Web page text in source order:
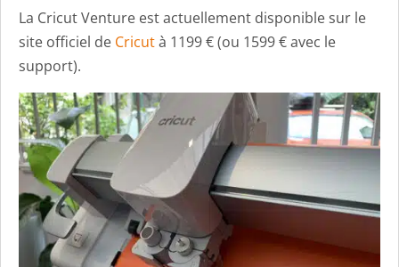
La Cricut Venture est actuellement disponible sur le
site officiel de Cricutà 1199 € (ou 1599 € avec le
support).